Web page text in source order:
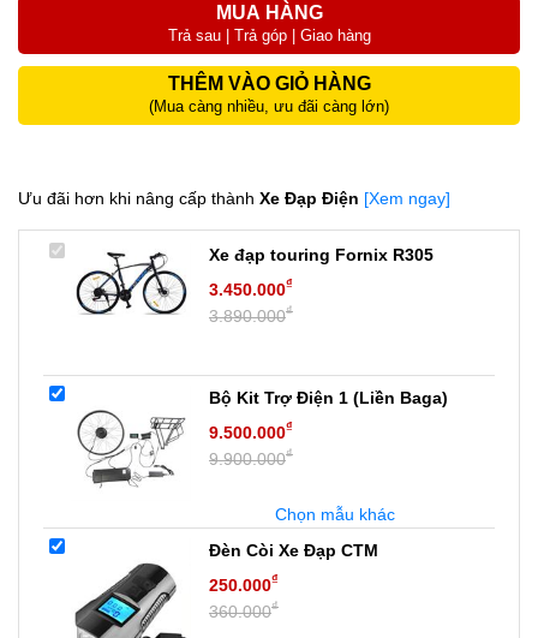
MUA HÀNG
Trả sau | Trả góp | Giao hàng
THÊM VÀO GIỎ HÀNG
(Mua càng nhiều, ưu đãi càng lớn)
Ưu đãi hơn khi nâng cấp thành Xe Đạp Điện [Xem ngay]
Xe đạp touring Fornix R305
3.450.000₫
3.890.000₫
Bộ Kit Trợ Điện 1 (Liền Baga)
9.500.000₫
9.900.000₫
Chọn mẫu khác
Đèn Còi Xe Đạp CTM
250.000₫
360.000₫